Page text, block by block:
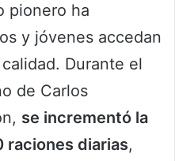
pionero ha
y jóvenes accedan
Durante el
de Carlos
se incrementó la
raciones diarias,